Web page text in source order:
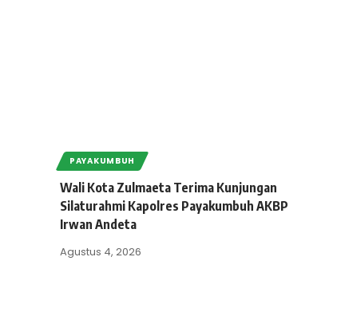
PAYAKUMBUH
Wali Kota Zulmaeta Terima Kunjungan
Silaturahmi Kapolres Payakumbuh AKBP
Irwan Andeta
Agustus 4, 2026